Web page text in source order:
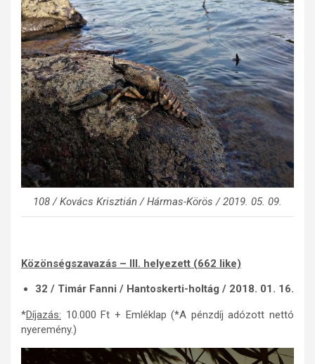
108 / Kovács Krisztián / Hármas-Körös / 2019. 05. 09.
Közönségszavazás – III. helyezett (662 like)
32 / Timár Fanni / Hantoskerti-holtág / 2018. 01. 16.
*Díjazás: 10.000 Ft + Emléklap (*A pénzdíj adózott nettó
nyeremény.)